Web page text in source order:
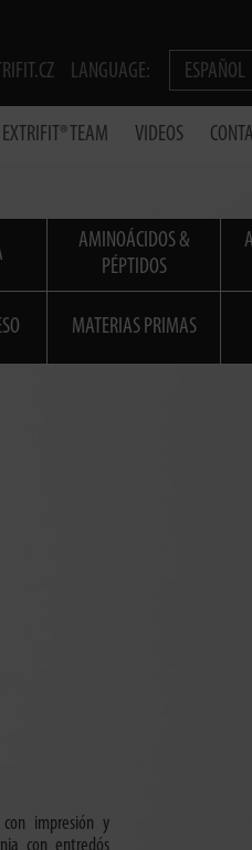
LANGUAGE: ESPAÑOL
EXTRIFIT® TEAM VIDEOS
AMINOÁCIDOS &
PÉPTIDOS
MATERIAS PRIMAS
impresión y